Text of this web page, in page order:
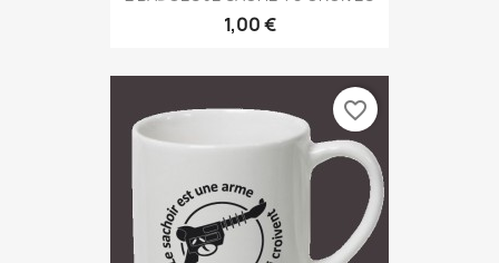
1,00 €
favorite_border